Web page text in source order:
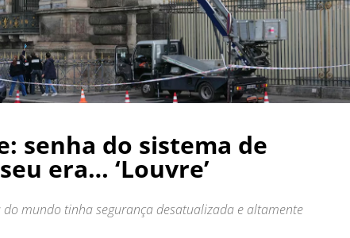
senha do sistema de
era… ‘Louvre’
mundo tinha segurança desatualizada e altamente